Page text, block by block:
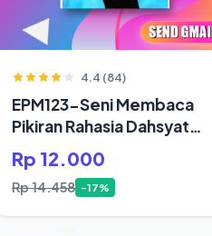
4.4 (84)
EPM123-Seni Membaca
Pikiran Rahasia Dahsyat
Hidup Orang Sukses
Rp 12.000
Rp 14.458 -17%